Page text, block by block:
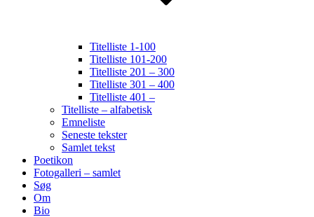
Titelliste 1-100
Titelliste 101-200
Titelliste 201 – 300
Titelliste 301 – 400
Titelliste 401 –
Titelliste – alfabetisk
Emneliste
Seneste tekster
Samlet tekst
Poetikon
Fotogalleri – samlet
Søg
Om
Bio